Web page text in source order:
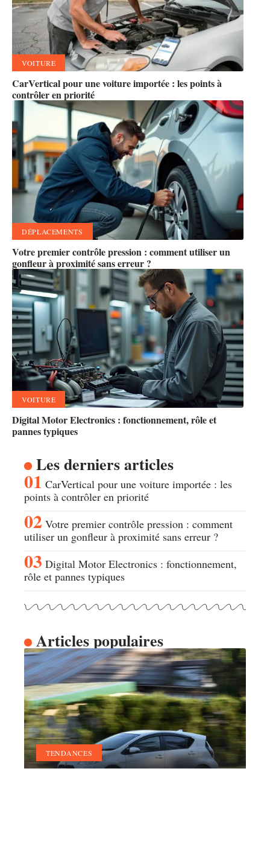
VOITURE
CarVertical pour une voiture importée : les points à
contrôler en priorité
DÉPLACEMENTS
Votre premier contrôle pression : comment utiliser un
gonfleur à proximité sans erreur ?
VOITURE
Digital Motor Electronics : fonctionnement, rôle et
pannes typiques
Les derniers articles
CarVertical pour une voiture importée : les
points à contrôler en priorité
Votre premier contrôle pression : comment
utiliser un gonfleur à proximité sans erreur ?
Digital Motor Electronics : fonctionnement,
rôle et pannes typiques
Articles populaires
TENDANCES
C’est quoi une voiture